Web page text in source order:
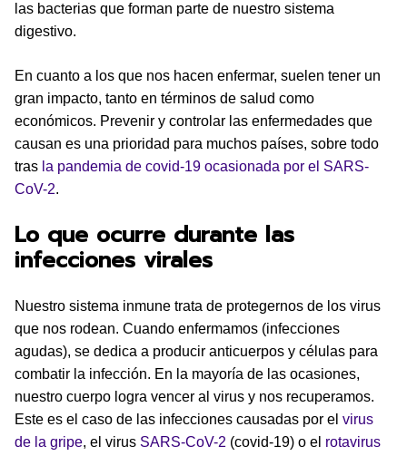
las bacterias que forman parte de nuestro sistema
digestivo.
En cuanto a los que nos hacen enfermar, suelen tener un
gran impacto, tanto en términos de salud como
económicos. Prevenir y controlar las enfermedades que
causan es una prioridad para muchos países, sobre todo
tras la pandemia de covid-19 ocasionada por el SARS-
CoV-2.
Lo que ocurre durante las
infecciones virales
Nuestro sistema inmune trata de protegernos de los virus
que nos rodean. Cuando enfermamos (infecciones
agudas), se dedica a producir anticuerpos y células para
combatir la infección. En la mayoría de las ocasiones,
nuestro cuerpo logra vencer al virus y nos recuperamos.
Este es el caso de las infecciones causadas por el virus
de la gripe, el virus SARS-CoV-2 (covid-19) o el rotavirus